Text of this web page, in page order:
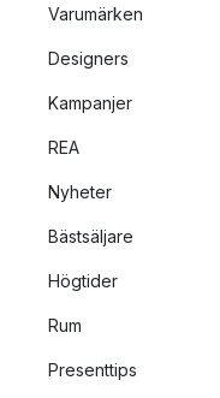
Varumärken
Designers
Kampanjer
REA
Nyheter
Bästsäljare
Högtider
Rum
Presenttips